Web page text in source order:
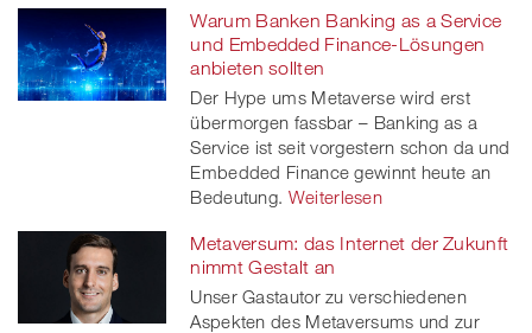
Warum Banken Banking as a Service
und Embedded Finance-Lösungen
anbieten sollten
Der Hype ums Metaverse wird erst
übermorgen fassbar – Banking as a
Service ist seit vorgestern schon da und
Embedded Finance gewinnt heute an
Bedeutung. Weiterlesen
Metaversum: das Internet der Zukunft
nimmt Gestalt an
Unser Gastautor zu verschiedenen
Aspekten des Metaversums und zur